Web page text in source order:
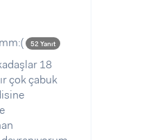
52 Yanıt
18
çok çabuk